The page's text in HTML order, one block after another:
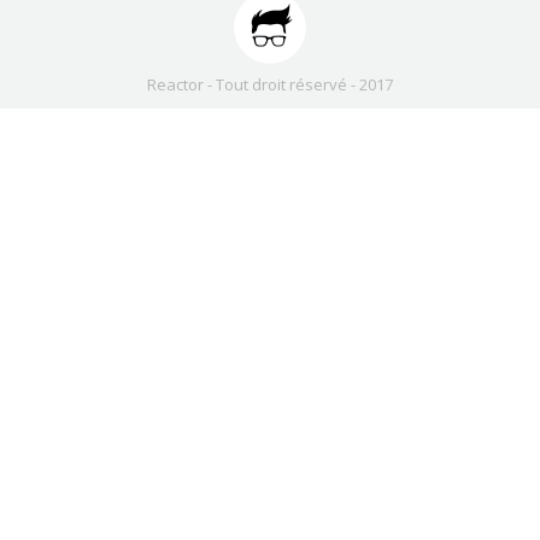
Reactor - Tout droit réservé - 2017